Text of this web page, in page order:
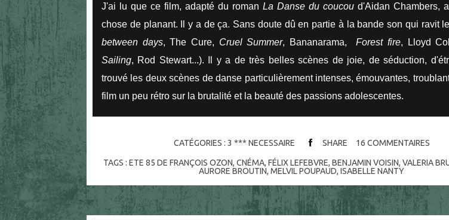
J'ai lu que ce film, adapté du roman La Danse du coucoud'Aidan Chambers,
chose de planant. Il y a de ça. Sans doute dû en partie à la bande son qui ravit
between days, The Cure, Cruel Summer, Bananarama,Forest fire, Lloyd
Sailing, Rod Stewart...). Il y a de très belles scènes de joie, de séduction,
trouvé les deux scènes de danse particulièrement intenses, émouvantes,
film un peu rétro sur la brutalité et la beauté des passions adolescentes.
CATÉGORIES : 3 *** NECESSAIRE SHARE 16 COMMENTAIRES
TAGS : ETE 85 DE FRANÇOIS OZON, CNÉMA, FÉLIX LEFEBVRE, BENJAMIN VOISIN, VALERIA
AURORE BROUTIN,MELVIL POUPAUD,ISABELLE NANTY